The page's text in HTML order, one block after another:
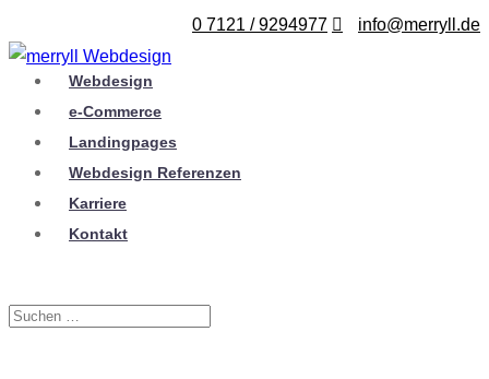
0 7121 / 9294977 info@merryll.de
Webdesign
e-Commerce
Landingpages
Webdesign Referenzen
Karriere
Kontakt